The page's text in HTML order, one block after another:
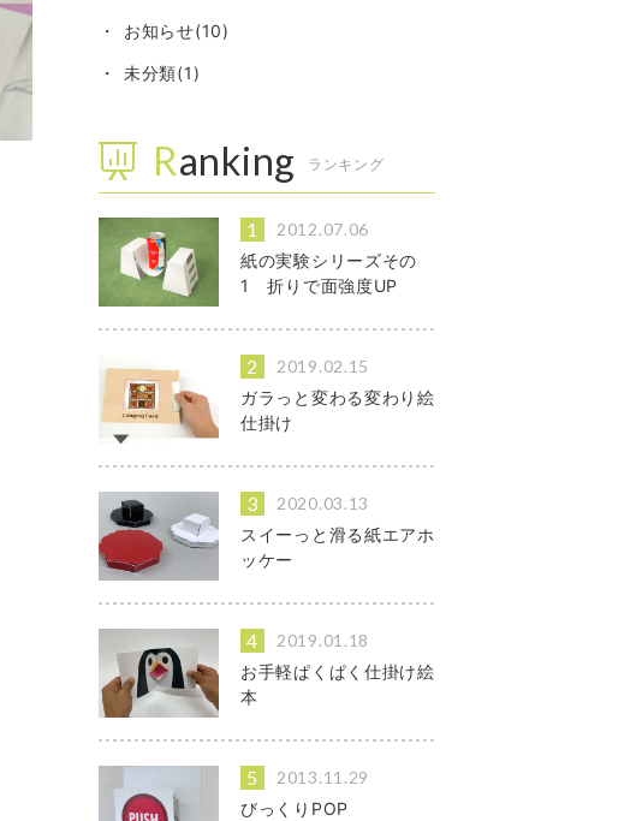
お知らせ(10)
未分類(1)
Ranking ランキング
2012.07.06
紙の実験シリーズその
1 折りで面強度UP
2019.02.15
ガラっと変わる変わり絵
仕掛け
2020.03.13
スイーっと滑る紙エアホ
ッケー
2019.01.18
お手軽ぱくぱく仕掛け絵
本
2013.11.29
びっくりPOP